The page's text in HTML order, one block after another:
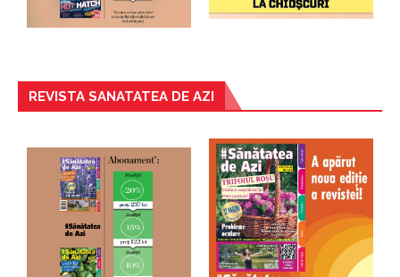
REVISTA SANATATEA DE AZI